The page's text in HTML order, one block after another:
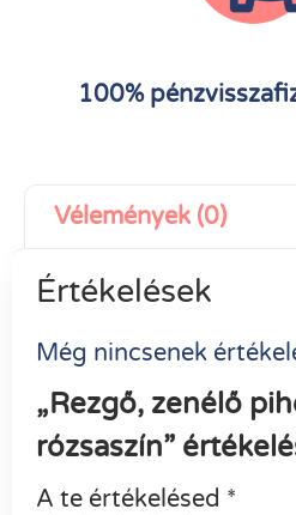
100%
Vélemények (0)
Értékelések
Még nincsenek
„Rezgő, zenélő
rózsaszín”
A te értékelésed *